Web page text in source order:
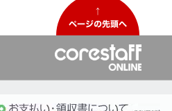
↑
ページの先頭へ